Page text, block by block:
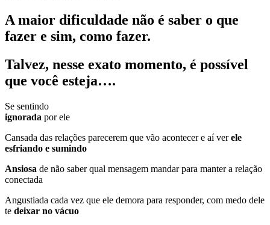
A maior dificuldade não é saber o que
fazer e sim, como fazer.
Talvez, nesse exato momento, é possível
que você esteja….
Se sentindo
ignorada por ele
Cansada das relações parecerem que vão acontecer e aí verele
esfriando e sumindo
Ansiosa de não saber qual mensagem mandar para manter a relação
conectada
Angustiada cada vez que ele demora para responder, com medo dele
te deixar no vácuo